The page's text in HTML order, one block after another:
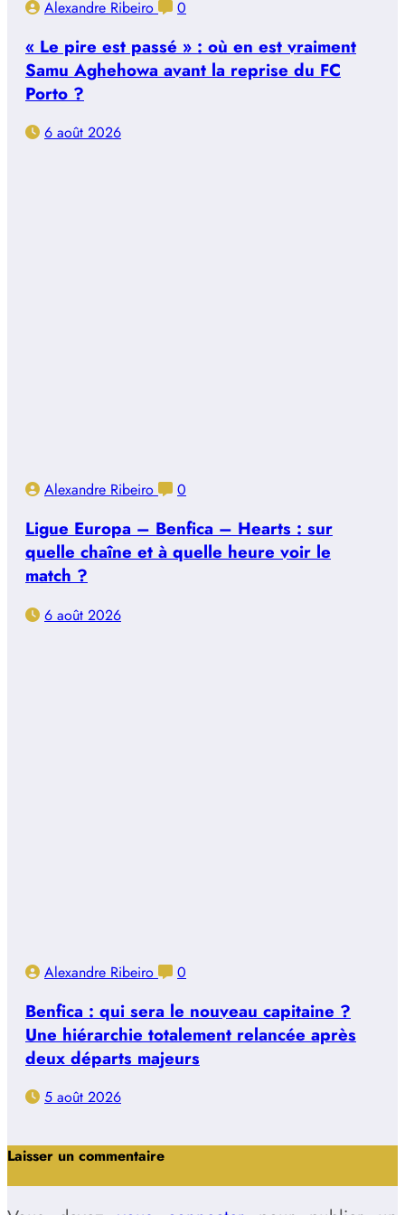
Alexandre Ribeiro 0
« Le pire est passé » : où en est vraiment
Samu Aghehowa avant la reprise du FC
Porto ?
6 août 2026
Alexandre Ribeiro 0
Ligue Europa – Benfica – Hearts : sur
quelle chaîne et à quelle heure voir le
match ?
6 août 2026
Alexandre Ribeiro 0
Benfica : qui sera le nouveau capitaine ?
Une hiérarchie totalement relancée après
deux départs majeurs
5 août 2026
Laisser un commentaire